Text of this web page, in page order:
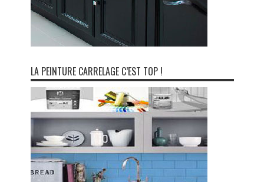
LA PEINTURE CARRELAGE C’EST TOP !